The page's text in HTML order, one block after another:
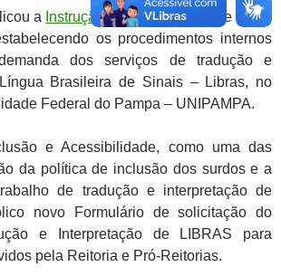
a Instrução Normativanº 12 de 09 de
os procedimentos internos
dos serviços de tradução e
Brasileira de Sinais – Libras, no
Federal do Pampa – UNIPAMPA.
e Acessibilidade, como uma das
da política de inclusão dos surdos e a
de tradução e interpretação de
novo Formulário de solicitação do
e Interpretação de LIBRAS para
pela Reitoria e Pró-Reitorias.